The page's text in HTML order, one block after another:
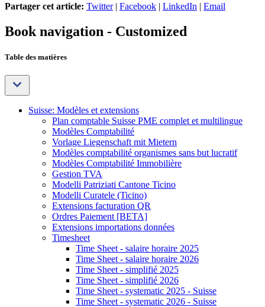
Partager cet article: Twitter| Facebook | LinkedIn | Email
Book navigation - Customized
Table des matières
Suisse: Modèles et extensions
Plan comptable Suisse PME complet et multilingue
Modèles Comptabilité
Vorlage Liegenschaft mit Mietern
Modèles comptabilité organismes sans but lucratif
Modèles Comptabilité Immobilière
Gestion TVA
Modelli Patriziati Cantone Ticino
Modelli Curatele (Ticino)
Extensions facturation QR
Ordres Paiement [BETA]
Extensions importations données
Timesheet
Time Sheet - salaire horaire 2025
Time Sheet - salaire horaire 2026
Time Sheet - simplifié 2025
Time Sheet - simplifié 2026
Time Sheet - systematic 2025 - Suisse
Time Sheet - systematic 2026 - Suisse